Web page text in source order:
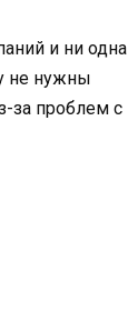
и ни одна
не нужны
за проблем с